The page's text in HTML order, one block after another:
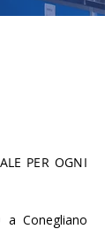
PER OGNI
a Conegliano